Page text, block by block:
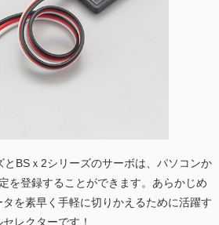
とBSｘ2シリーズのサーボは、パソコンか
を登録することができます。あらかじめ
を素早く手軽に切りかえるために活躍す
レクターです！